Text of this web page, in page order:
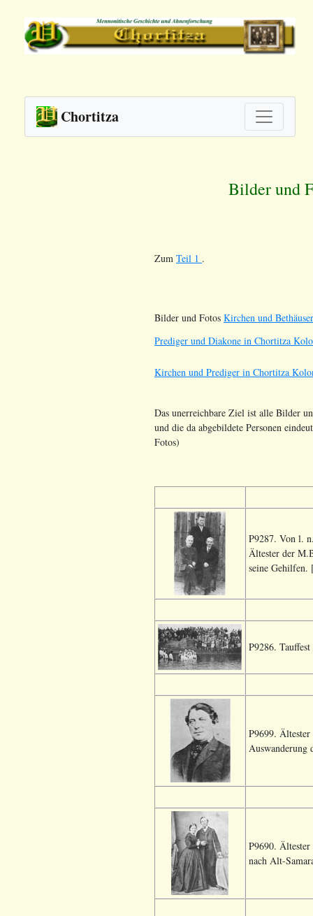
Chortitza
Bilder und
Zum Teil 1 .
Bilder und Fotos Kirchen und
Prediger und Diakone in Chortitza
Kirchen und Prediger in Chortitza
Das unerreichbare Ziel ist alle Bilder
und die da abgebildete Personen
Fotos)
P9287. Von l.
Ältester der
seine
P9286.
P9699.
Auswanderung
P9690. Ältester
nach Alt-